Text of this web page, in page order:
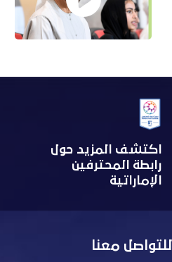
اكتشف المزيد حول
رابطة المحترفين
الإماراتية
للتواصل معنا